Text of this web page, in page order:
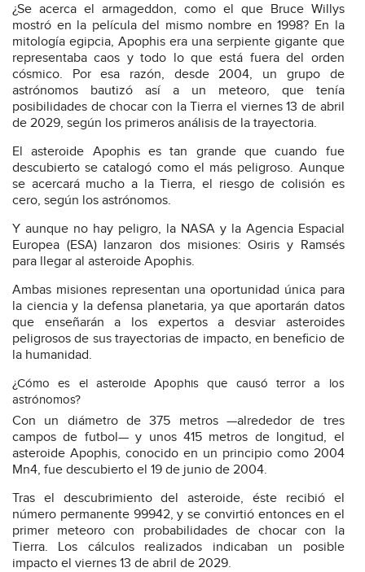
¿Se acerca el armageddon, como el que Bruce Willys
mostró en la película del mismo nombre en 1998? En la
mitología egipcia, Apophis era una serpiente gigante que
representaba caos y todo lo que está fuera del orden
cósmico. Por esa razón, desde 2004, un grupo de
astrónomos bautizó así a un meteoro, que tenía
posibilidades de chocar con la Tierra el viernes 13 de abril
de 2029, según los primeros análisis de la trayectoria.
El asteroide Apophis es tan grande que cuando fue
descubierto se catalogó como el más peligroso. Aunque
se acercará mucho a la Tierra, el riesgo de colisión es
cero, según los astrónomos.
Y aunque no hay peligro, la NASA y la Agencia Espacial
Europea (ESA) lanzaron dos misiones: Osiris y Ramsés
para llegar al asteroide Apophis.
Ambas misiones representan una oportunidad única para
la ciencia y la defensa planetaria, ya que aportarán datos
que enseñarán a los expertos a desviar asteroides
peligrosos de sus trayectorias de impacto, en beneficio de
la humanidad.
¿Cómo es el asteroide Apophis que causó terror a los
astrónomos?
Con un diámetro de 375 metros —alrededor de tres
campos de futbol— y unos 415 metros de longitud, el
asteroide Apophis, conocido en un principio como 2004
Mn4, fue descubierto el 19 de junio de 2004.
Tras el descubrimiento del asteroide, éste recibió el
número permanente 99942, y se convirtió entonces en el
primer meteoro con probabilidades de chocar con la
Tierra. Los cálculos realizados indicaban un posible
impacto el viernes 13 de abril de 2029.